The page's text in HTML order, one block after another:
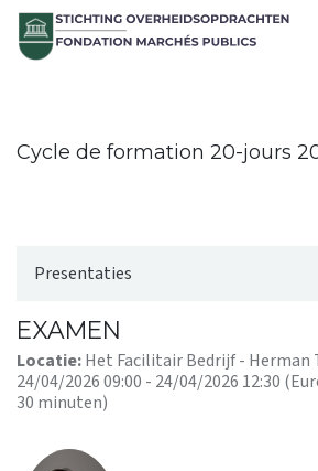
Cycle de formation 20-jours
Presentaties
EXAMEN
Locatie:Het Facilitair Bedrijf - Herman
24/04/2026 09:00 - 24/04/2026 12:30 (
30 minuten)